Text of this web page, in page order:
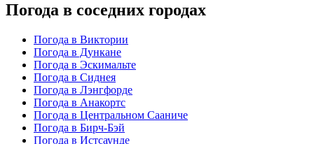
Погода в соседних городах
Погода в Виктории
Погода в Дункане
Погода в Эскимальте
Погода в Сиднея
Погода в Лэнгфорде
Погода в Анакортс
Погода в Центральном Сааниче
Погода в Бирч-Бэй
Погода в Истсаунде